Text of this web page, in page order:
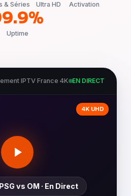
& Séries Ultra HD Activation
Uptime
IPTV France 4K EN DIRECT
4K UHD
vs OM · En Direct